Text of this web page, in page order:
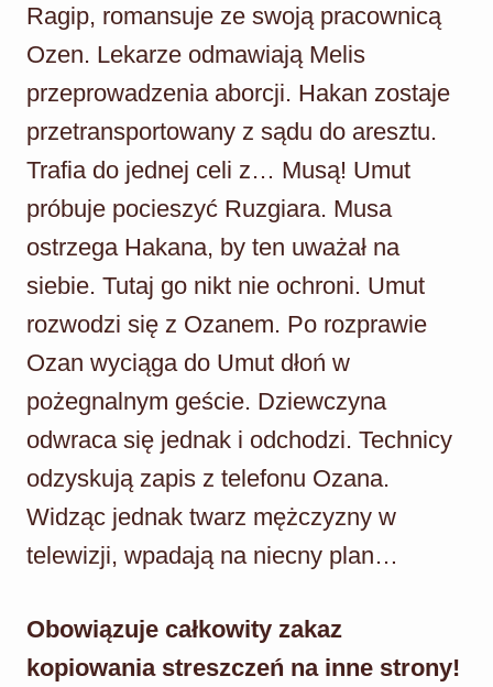
Ragip, romansuje ze swoją pracownicą
Ozen. Lekarze odmawiają Melis
przeprowadzenia aborcji. Hakan zostaje
przetransportowany z sądu do aresztu.
Trafia do jednej celi z… Musą! Umut
próbuje pocieszyć Ruzgiara. Musa
ostrzega Hakana, by ten uważał na
siebie. Tutaj go nikt nie ochroni. Umut
rozwodzi się z Ozanem. Po rozprawie
Ozan wyciąga do Umut dłoń w
pożegnalnym geście. Dziewczyna
odwraca się jednak i odchodzi. Technicy
odzyskują zapis z telefonu Ozana.
Widząc jednak twarz mężczyzny w
telewizji, wpadają na niecny plan…
Obowiązuje całkowity zakaz
kopiowania streszczeń na inne strony!